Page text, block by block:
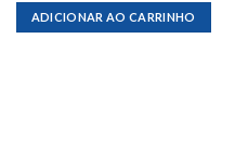
ADICIONAR AO CARRINHO